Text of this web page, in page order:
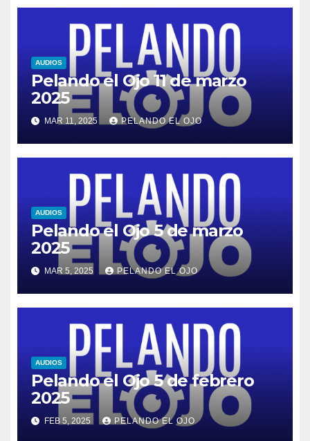
AUDIOS
Pelando el Ojo 11 de marzo
2025
MAR 11, 2025 PELANDO EL OJO
AUDIOS
Pelando el Ojo 5 de marzo
2025
MAR 5, 2025 PELANDO EL OJO
AUDIOS
Pelando el Ojo 5 de febrero
2025
FEB 5, 2025 PELANDO EL OJO